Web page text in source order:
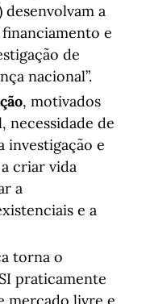
a
e
de
nacional”.
, motivados
necessidade de
investigação e
criar vida
a
e a
torna o
praticamente
mercado livre e